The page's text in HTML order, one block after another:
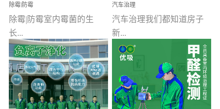
除霉|防霉
除霉|防霉室内霉菌的生
长...
受温度、湿度、基质养
分、通风四个条件影响，
温暖潮湿、营养物质多、
汽车治理
汽车治理我们都知道房子
新...
装修完会有甲醛，其实汽
车的甲醛超标问题更为严
重。汽车的空间范围小，